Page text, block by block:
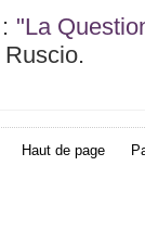
"La
Haut de page